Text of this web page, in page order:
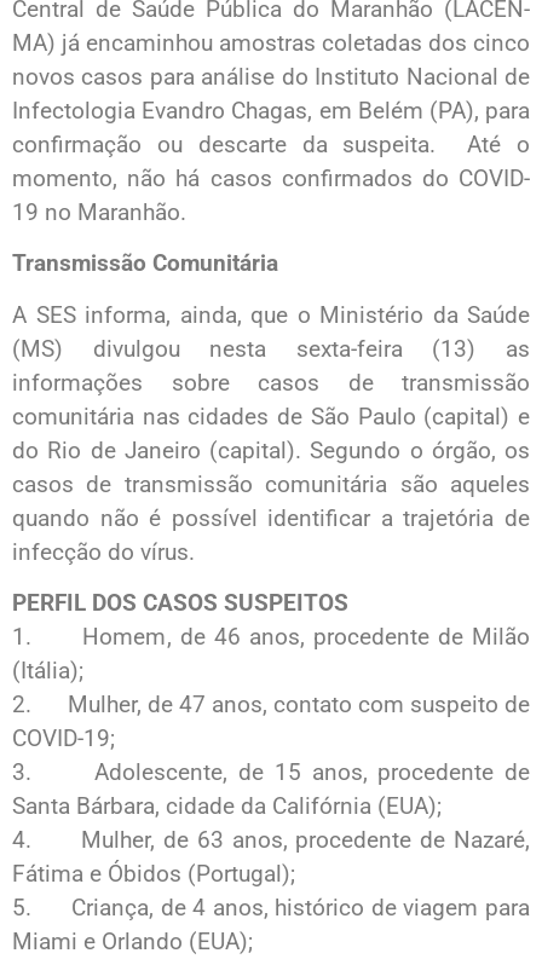
Central de Saúde Pública do Maranhão (LACEN-
MA) já encaminhou amostras coletadas dos cinco
novos casos para análise do Instituto Nacional de
Infectologia Evandro Chagas, em Belém (PA), para
confirmação ou descarte da suspeita. Até o
momento, não há casos confirmados do COVID-
19 no Maranhão.
Transmissão Comunitária
A SES informa, ainda, que o Ministério da Saúde
(MS) divulgou nesta sexta-feira (13) as
informações sobre casos de transmissão
comunitária nas cidades de São Paulo (capital) e
do Rio de Janeiro (capital). Segundo o órgão, os
casos de transmissão comunitária são aqueles
quando não é possível identificar a trajetória de
infecção do vírus.
PERFIL DOS CASOS SUSPEITOS
1. Homem, de 46 anos, procedente de Milão
(Itália);
2. Mulher, de 47 anos, contato com suspeito de
COVID-19;
3. Adolescente, de 15 anos, procedente de
Santa Bárbara, cidade da Califórnia (EUA);
4. Mulher, de 63 anos, procedente de Nazaré,
Fátima e Óbidos (Portugal);
5. Criança, de 4 anos, histórico de viagem para
Miami e Orlando (EUA);